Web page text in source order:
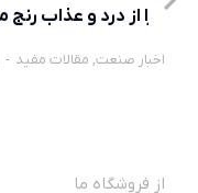
چرا از درد و عذاب رنج
اخبار صنعت, مقالات مفید
از فروشگاه ما